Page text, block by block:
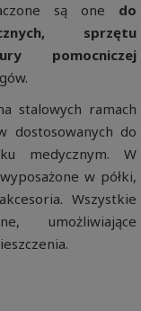
są one do
sprzętu
pomocniczej
stalowych ramach
dostosowanych do
medycznym. W
w półki,
Wszystkie
umożliwiające